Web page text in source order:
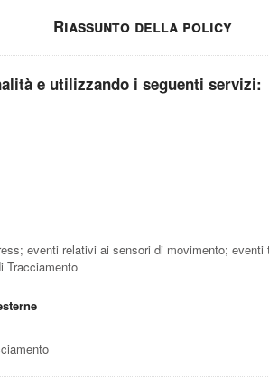
Riassunto della policy
e utilizzando i seguenti servizi:
eventi relativi ai sensori di movimento;
Tracciamento